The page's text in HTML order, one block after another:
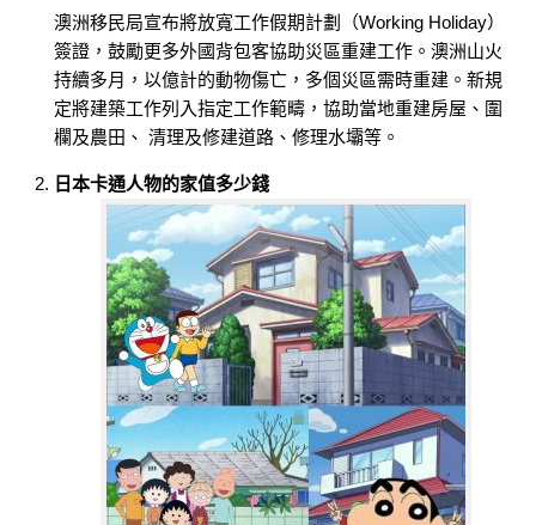
澳洲移民局宣布將放寬工作假期計劃（Working Holiday）
簽證，鼓勵更多外國背包客協助災區重建工作。澳洲山火
持續多月，以億計的動物傷亡，多個災區需時重建。新規
定將建築工作列入指定工作範疇，協助當地重建房屋、圍
欄及農田、 清理及修建道路、修理水壩等。
日本卡通人物的家值多少錢